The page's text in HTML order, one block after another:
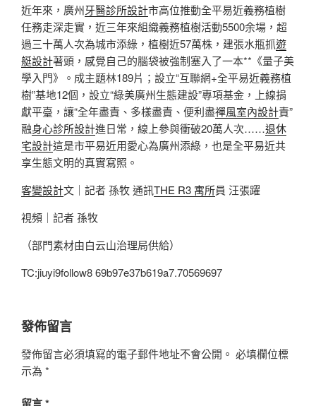
近年來，廣州牙醫診所設計市高位推動全平易近義務植樹
任務走深走實，近三年來組織義務植樹活動5500余場，超
過三十萬人次為城市添綠，植樹近57萬株，建張水瓶抓遊
艇設計著頭，感覺自己的腦袋被強制塞入了一本**《量子美
學入門》。成主題林189片；設立“互聯網+全平易近義務植
樹”基地12個，設立“綠美廣州生態建設”專項基金，上線捐
獻平臺，讓“全年盡責、多樣盡責、便利盡禪風室內設計責”
融身心診所設計進日常，線上參與衝破20萬人次……退休
宅設計這是市平易近用愛心為廣州添綠，也是全平易近共
享生態文明的真實寫照。
客變設計文｜記者 孫牧 通訊THE R3 寓所員 汪張躍
視頻｜記者 孫牧
（部門素材由白云山治理局供給）
TC:jiuyi9follow8 69b97e37b619a7.70569697
發佈留言
發佈留言必須填寫的電子郵件地址不會公開。 必填欄位標
示為 *